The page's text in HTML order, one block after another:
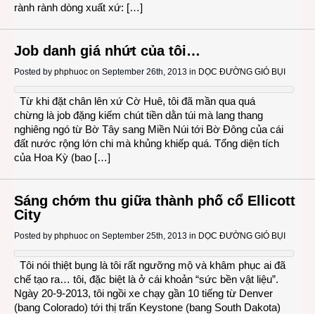
rành rành dòng xuất xứ: […]
Job danh giá nhứt của tôi…
Posted by phphuoc on September 26th, 2013 in DỌC ĐƯỜNG GIÓ BỤI
Từ khi đặt chân lên xứ Cờ Huê, tôi đã mần qua quá
chừng là job đặng kiếm chút tiền dằn túi mà lang thang
nghiêng ngó từ Bờ Tây sang Miền Núi tới Bờ Đông của cái
đất nước rộng lớn chi mà khủng khiếp quá. Tổng diện tích
của Hoa Kỳ (bao […]
Sáng chớm thu giữa thành phố cổ Ellicott
City
Posted by phphuoc on September 25th, 2013 in DỌC ĐƯỜNG GIÓ BỤI
Tôi nói thiệt bụng là tôi rất ngưỡng mộ và khâm phục ai đã
chế tạo ra… tôi, đặc biệt là ở cái khoản “sức bền vật liệu”.
Ngày 20-9-2013, tôi ngồi xe chạy gần 10 tiếng từ Denver
(bang Colorado) tới thị trấn Keystone (bang South Dakota)